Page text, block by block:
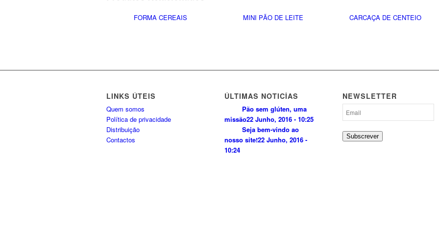
FORMA CEREAIS MINI PÃO DE LEITE CARCAÇA DE CENTEIO
LINKS ÚTEIS
Quem somos
Política de privacidade
Distribuição
Contactos
ÚLTIMAS NOTICÍAS
Pão sem glúten, uma
missão22 Junho, 2016 - 10:25
Seja bem-vindo ao
nosso site!22 Junho, 2016 -
10:24
NEWSLETTER
Subscrever